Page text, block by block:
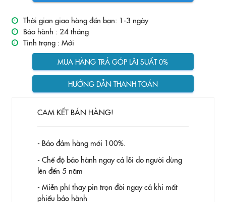
Thời gian giao hàng đến bạn: 1-3 ngày
Bảo hành : 24 tháng
Tình trạng : Mới
MUA HÀNG TRẢ GÓP LÃI SUẤT 0%
HƯỚNG DẪN THANH TOÁN
CAM KẾT BÁN HÀNG!
- Bảo đảm hàng mới 100%.
- Chế độ bảo hành ngay cả lỗi do người dùng
lên đến 5 năm
- Miễn phí thay pin trọn đời ngay cả khi mất
phiếu bảo hành